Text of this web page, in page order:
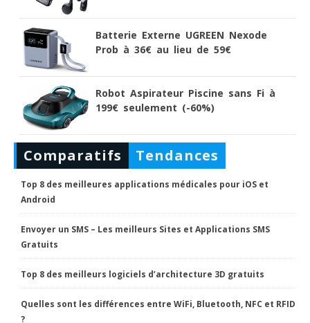
Batterie Externe UGREEN Nexode
Prob à 36€ au lieu de 59€
Robot Aspirateur Piscine sans Fi à
199€ seulement (-60%)
Comparatifs Tendances
Top 8 des meilleures applications médicales pour iOS et
Android
Envoyer un SMS – Les meilleurs Sites et Applications SMS
Gratuits
Top 8 des meilleurs logiciels d’architecture 3D gratuits
Quelles sont les différences entre WiFi, Bluetooth, NFC et RFID
?